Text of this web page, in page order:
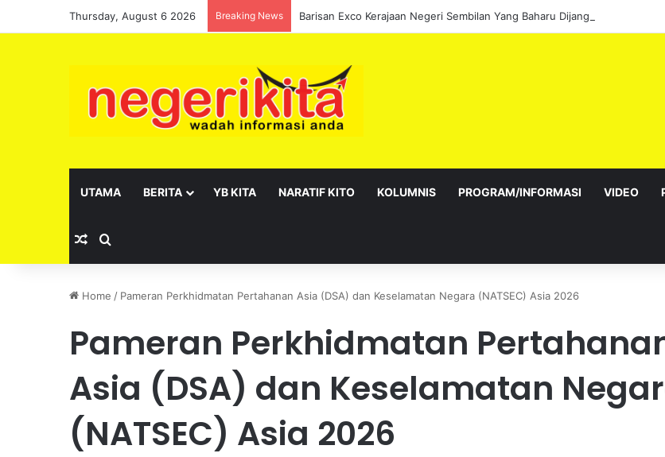
Thursday, August 6 2026 Breaking News
UTAMA BERITA YB KITA NARATIF KITO KOLUMNIS PROGRAM/INFORMASI VIDEO
Random Article
Home / Pameran Perkhidmatan Pertahanan Asia (DSA) dan Keselamatan Negara (NATSEC) Asia 2026
Pameran Perkhidmatan
Asia (DSA) dan Keselamatan
(NATSEC) Asia 2026